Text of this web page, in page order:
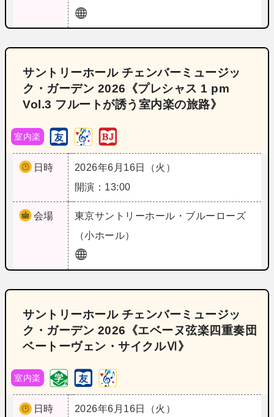
サントリーホール チェンバーミュージッ
ク・ガーデン 2026《プレシャス 1 pm
Vol.3 フルートが誘う室内楽の旅路》
室内楽
日時
2026年6月16日（火）
開演：13:00
会場 東京サントリーホール・ブルーローズ
（小ホール）
サントリーホール チェンバーミュージッ
ク・ガーデン 2026《エベーヌ弦楽四重奏団
ベートーヴェン・サイクルⅥ》
室内楽
日時
2026年6月16日（火）